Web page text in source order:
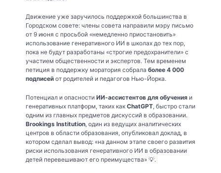
Движение уже заручилось поддержкой большинства в
Городском совете: члены совета направили мэру письмо
от 9 июня с просьбой «немедленно приостановить»
использование генеративного ИИ в школах до тех пор,
пока не будут разработаны «строгие предохранители» с
участием общественности и экспертов. Тем временем
петиция в поддержку моратория собрала более 4 000
подписей от родителей и педагогов Нью-Йорка.
Потенциал и опасности ИИ-ассистентов для обучения и
генеративных платформ, таких как ChatGPT, быстро стали
одним из главных предметов дискуссий в образовании.
Brookings Institution, один из ведущих аналитических
центров в области образования, опубликовал доклад, в
котором сделал вывод: «на данном этапе своего развития
риски использования генеративного ИИ в образовании
детей перевешивают его преимущества» 💡.